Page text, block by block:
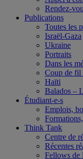
Rendez-
Publications
Toutes les
Israël-Gaza
Ukraine
Portraits
Dans les
Coup de fil
Haïti
Balados –
Étudiant-e-s
Emplois,
Think Tank
Centre de
Récentes
Fellows de